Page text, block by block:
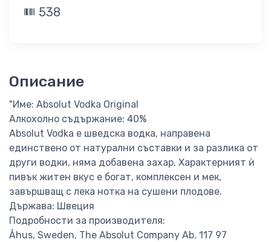
538
Описание
"Име: Absolut Vodka Original
Алкохолно съдържание: 40%
Absolut Vodka е шведска водка, направена
единствено от натурални съставки и за разлика от
други водки, няма добавена захар. Характерният ѝ
пивък житен вкус е богат, комплексен и мек,
завършващ с лека нотка на сушени плодове.
Държава: Швеция
Подробности за производителя:
Åhus, Sweden, The Absolut Company Ab, 117 97